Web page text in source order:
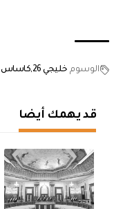
الوسوم خليجي 26 كاساس
قد يهمك أيضا